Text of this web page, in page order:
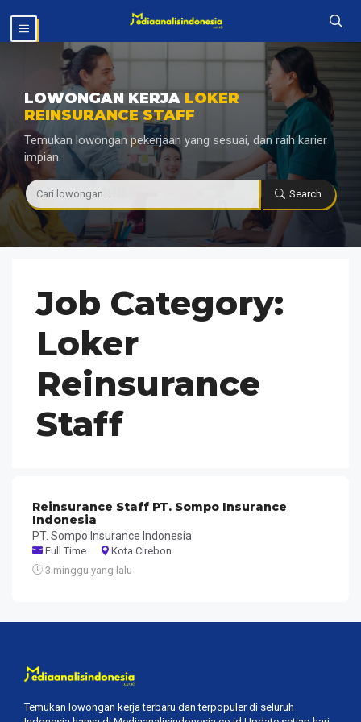
isi
MENU
LOWONGAN KERJA LOKER
REINSURANCE STAFF
Temukan lowongan pekerjaan yang sesuai, dan raih karier
impian.
Search
Job Category:
Loker
Reinsurance
Staff
Reinsurance Staff PT. Sompo Insurance
Indonesia
PT. Sompo Insurance Indonesia
Full Time
Kota Cirebon
3 minggu yang lalu
Temukan lowongan kerja terbaru dan terpopuler di seluruh